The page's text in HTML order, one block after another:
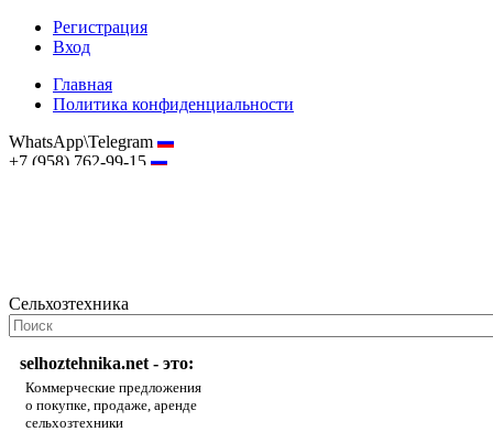
Регистрация
Вход
Главная
Политика конфиденциальности
WhatsApp\Telegram
+7 (958) 762-99-15
Сельхозтехника
selhoztehnika.net - это:
Коммерческие предложения
о покупке, продаже, аренде
сельхозтехники